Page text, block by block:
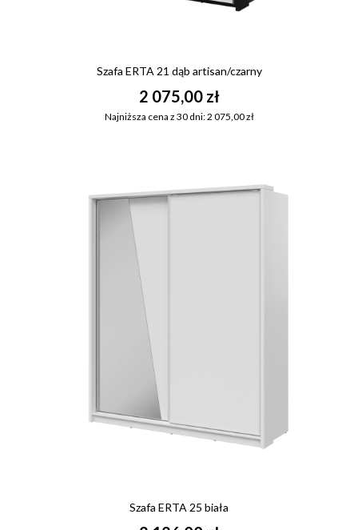
Szafa ERTA 21 dąb artisan/czarny
2 075,00 zł
Najniższa cena z 30 dni: 2 075,00 zł
Szafa ERTA 25 biała